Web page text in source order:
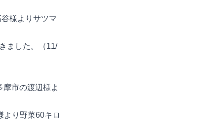
様よりサツマ
ました。（11/
市の渡辺様よ
より野菜60キロ